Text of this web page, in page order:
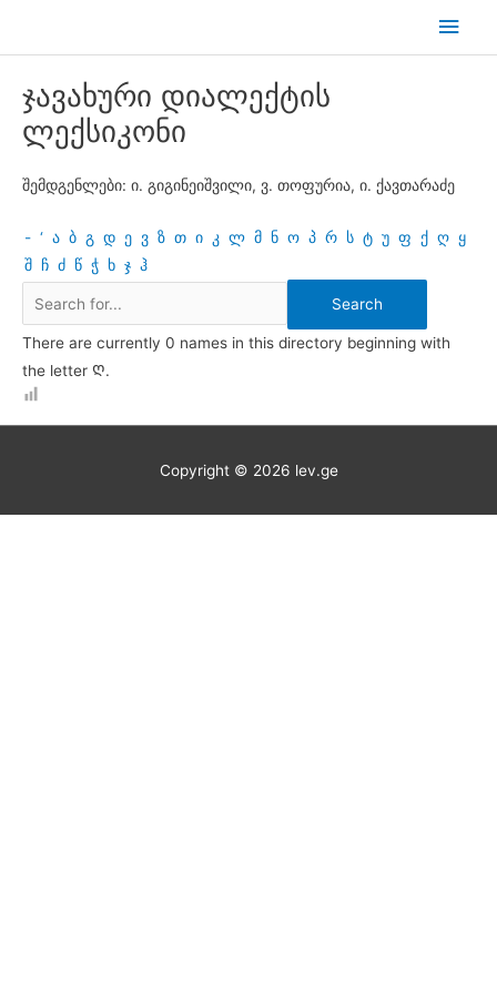
Main
ჯავახური დიალექტის
ლექსიკონი
შემდგენლები: ი. გიგინეიშვილი, ვ. თოფურია, ი. ქავთარაძე
- ‘ ა ბ გ დ ე ვ ზ თ ი კ ლ მ ნ ო პ რ ს ტ უ ფ ქ ღ ყ
შ ჩ ძ წ ჭ ხ ჯ ჰ
There are currently 0 names in this directory beginning with
the letter Ღ.
Copyright © 2026 lev.ge